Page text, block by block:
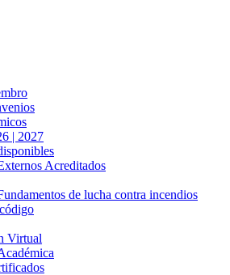
| 2027
Acreditados
de lucha contra incendios
Virtual